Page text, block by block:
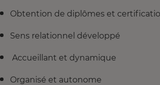
Obtention de diplômes et
Sens relationnel développé
Accueillant et dynamique
Organisé et autonome